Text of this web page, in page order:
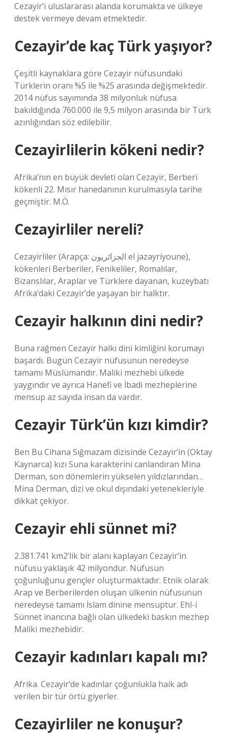
Cezayir’i uluslararası alanda korumakta ve ülkeye
destek vermeye devam etmektedir.
Cezayir’de kaç Türk yaşıyor?
Çeşitli kaynaklara göre Cezayir nüfusundaki
Türklerin oranı %5 ile %25 arasında değişmektedir.
2014 nüfus sayımında 38 milyonluk nüfusa
bakıldığında 760.000 ile 9,5 milyon arasında bir Türk
azınlığından söz edilebilir.
Cezayirlilerin kökeni nedir?
Afrika’nın en büyük devleti olan Cezayir, Berberi
kökenli 22. Mısır hanedanının kurulmasıyla tarihe
geçmiştir. M.Ö.
Cezayirliler nereli?
Cezayirliler (Arapça: الجزائريون el jazayriyoune),
kökenleri Berberiler, Fenikeliler, Romalılar,
Bizanslılar, Araplar ve Türklere dayanan, kuzeybatı
Afrika’daki Cezayir’de yaşayan bir halktır.
Cezayir halkının dini nedir?
Buna rağmen Cezayir halkı dini kimliğini korumayı
başardı. Bugün Cezayir nüfusunun neredeyse
tamamı Müslümandır. Maliki mezhebi ülkede
yaygındır ve ayrıca Hanefi ve İbadi mezheplerine
mensup az sayıda insan da vardır.
Cezayir Türk’ün kızı kimdir?
Ben Bu Cihana Sığmazam dizisinde Cezayir’in (Oktay
Kaynarca) kızı Suna karakterini canlandıran Mina
Derman, son dönemlerin yükselen yıldızlarından…
Mina Derman, dizi ve okul dışındaki yetenekleriyle
dikkat çekiyor.
Cezayir ehli sünnet mi?
2.381.741 km2’lik bir alanı kaplayan Cezayir’in
nüfusu yaklaşık 42 milyondur. Nüfusun
çoğunluğunu gençler oluşturmaktadır. Etnik olarak
Arap ve Berberilerden oluşan ülkenin nüfusunun
neredeyse tamamı İslam dinine mensuptur. Ehl-i
Sünnet inancına bağlı olan ülkedeki baskın mezhep
Maliki mezhebidir.
Cezayir kadınları kapalı mı?
Afrika. Cezayir’de kadınlar çoğunlukla haik adı
verilen bir tür örtü giyerler.
Cezayirliler ne konuşur?